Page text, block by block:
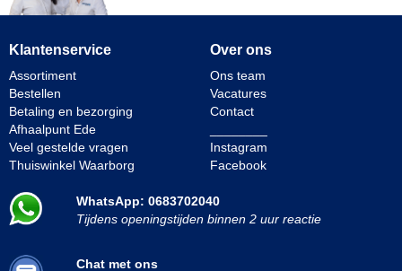
Klantenservice
Assortiment
Bestellen
Betaling en bezorging
Afhaalpunt Ede
Veel gestelde vragen
Thuiswinkel Waarborg
Over ons
Ons team
Vacatures
Contact
Instagram
Facebook
WhatsApp: 0683702040
Tijdens openingstijden binnen 2 uur reactie
Chat met ons